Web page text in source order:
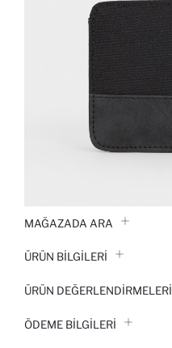
MAĞAZADA ARA
ÜRÜN BILGILERI
ÜRÜN DEĞERLENDİRMELERİ
ÖDEME BİLGİLERİ